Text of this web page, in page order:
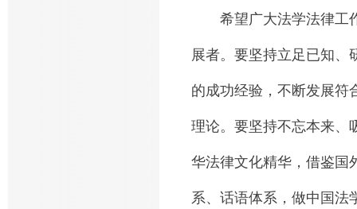
希望广大法学法律工作
展者。要坚持立足已知、
的成功经验，不断发展符
理论。要坚持不忘本来、
华法律文化精华，借鉴国
系、话语体系，做中国法